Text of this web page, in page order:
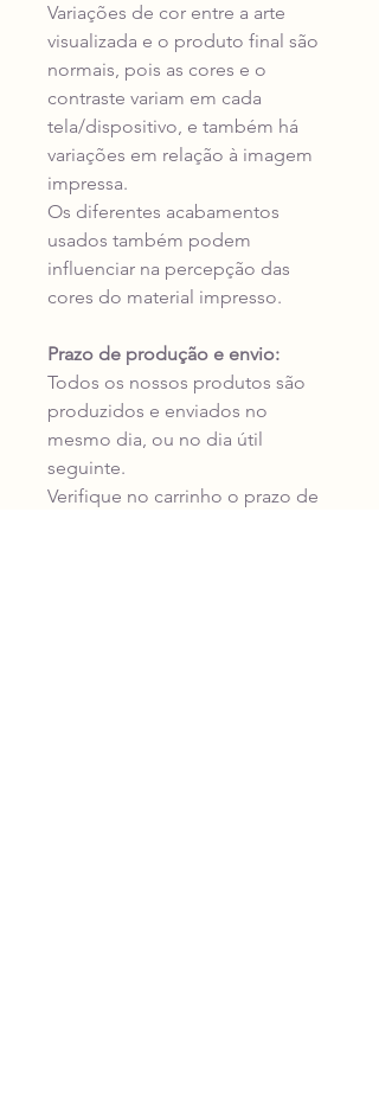
Variações de cor entre a arte
visualizada e o produto final são
normais, pois as cores e o
contraste variam em cada
tela/dispositivo, e também há
variações em relação à imagem
impressa.
Os diferentes acabamentos
usados também podem
influenciar na percepção das
cores do material impresso.
Prazo de produção e envio:
Todos os nossos produtos são
produzidos e enviados no
mesmo dia, ou no dia útil
seguinte.
Verifique no carrinho o prazo de